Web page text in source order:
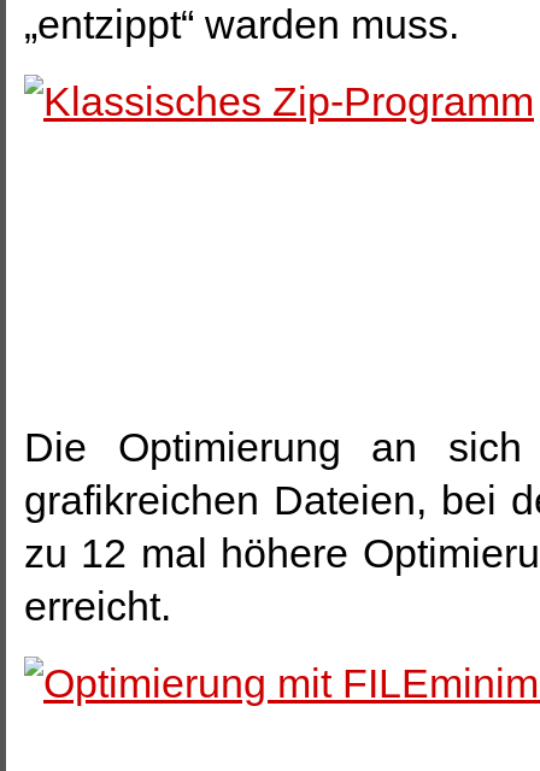
„entzippt“ warden muss.
Die Optimierung an
grafikreichen Dateien, bei
zu 12 mal höhere
erreicht.